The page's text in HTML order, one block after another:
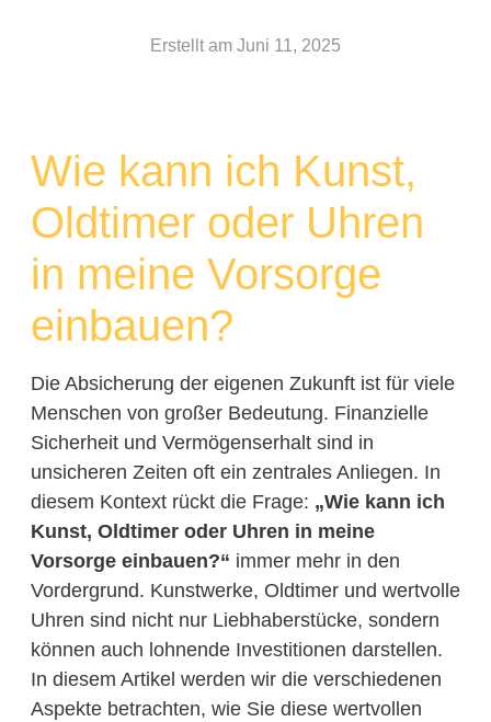
Erstellt am Juni 11, 2025
Wie kann ich Kunst,
Oldtimer oder Uhren
in meine Vorsorge
einbauen?
Die Absicherung der eigenen Zukunft ist für viele
Menschen von großer Bedeutung. Finanzielle
Sicherheit und Vermögenserhalt sind in
unsicheren Zeiten oft ein zentrales Anliegen. In
diesem Kontext rückt die Frage: „Wie kann ich
Kunst, Oldtimer oder Uhren in meine
Vorsorge einbauen?“ immer mehr in den
Vordergrund. Kunstwerke, Oldtimer und wertvolle
Uhren sind nicht nur Liebhaberstücke, sondern
können auch lohnende Investitionen darstellen.
In diesem Artikel werden wir die verschiedenen
Aspekte betrachten, wie Sie diese wertvollen